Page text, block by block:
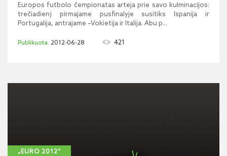
Europos futbolo čempionatas artėja prie savo kulminacijos:
trečiadienį pirmajame pusfinalyje susitiks Ispanija ir
Portugalija, antrajame –Vokietija ir Italija. Abu p...
2012-06-28 421
„EURO 2012“